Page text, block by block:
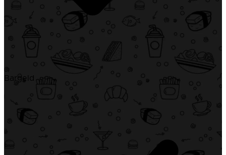
Bargeld